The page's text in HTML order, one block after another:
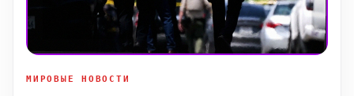
МИРОВЫЕ НОВОСТИ